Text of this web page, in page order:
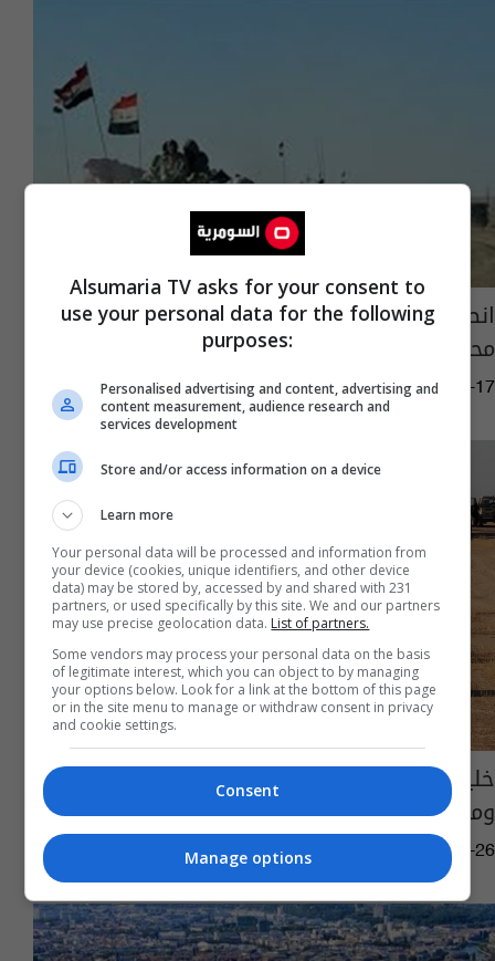
انطلاق عمليات "أسود الجزيرة" في صحراء ثلاث
محافظات وصولا للحدود السورية
01:09 | 2020-05-17
خلية الاعلام تعلن تطهير 175 قرية و5 جسور
ومعابر ومطار جنيف
15:13 | 2017-11-26
Alsumaria TV asks for your consent to
use your personal data for the following
purposes:
Personalised advertising and content, advertising and
content measurement, audience research and
services development
Store and/or access information on a device
Learn more
Your personal data will be processed and information from
your device (cookies, unique identifiers, and other device
data) may be stored by, accessed by and shared with 231
partners, or used specifically by this site. We and our partners
may use precise geolocation data. List of partners.
Some vendors may process your personal data on the basis
of legitimate interest, which you can object to by managing
your options below. Look for a link at the bottom of this page
or in the site menu to manage or withdraw consent in privacy
and cookie settings.
Consent
Manage options